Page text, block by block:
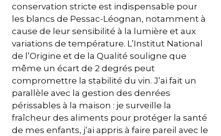
conservation stricte est indispensable pour
les blancs de Pessac-Léognan, notamment à
cause de leur sensibilité à la lumière et aux
variations de température. L’Institut National
de l’Origine et de la Qualité souligne que
même un écart de 2 degrés peut
compromettre la stabilité du vin. J’ai fait un
parallèle avec la gestion des denrées
périssables à la maison : je surveille la
fraîcheur des aliments pour protéger la santé
de mes enfants, j’ai appris à faire pareil avec le